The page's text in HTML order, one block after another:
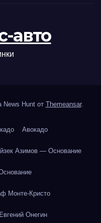
авто
News Hunt от Themeansar.
Авокадо
Азимов — Основание
Монте-Кристо
Онегин